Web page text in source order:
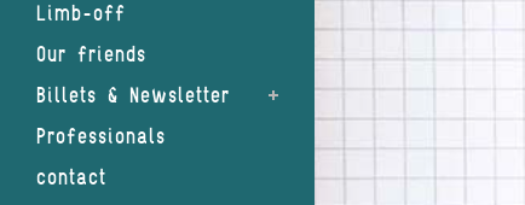
Limb-off
Our friends
Billets & Newsletter
Professionals
contact